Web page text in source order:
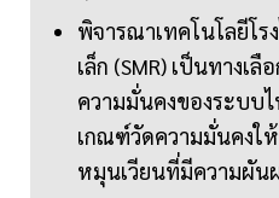
พิจารณาเทคโนโลยีโ
เล็ก (SMR) เป็นทางเ
ความมั่นคงของระบบ
เกณฑ์วัดความมั่นคงใ
หมุนเวียนที่มีความผัน